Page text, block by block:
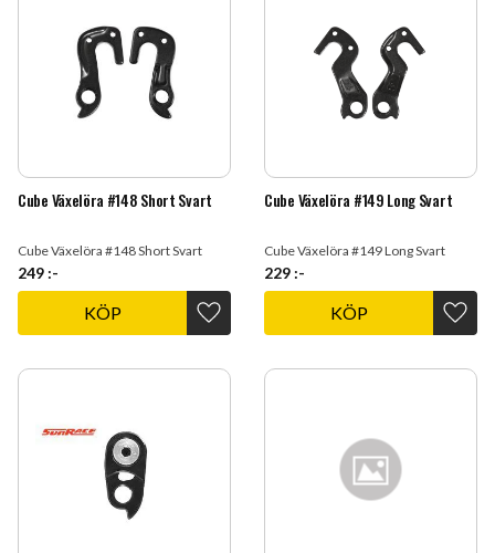
Cube Växelöra #148 Short Svart
Cube Växelöra #148 Short Svart
249 :-
Lägg till i favoriter
KÖP
Cube Växelöra #149 Long Svart
Cube Växelöra #149 Long Svart
229 :-
KÖP